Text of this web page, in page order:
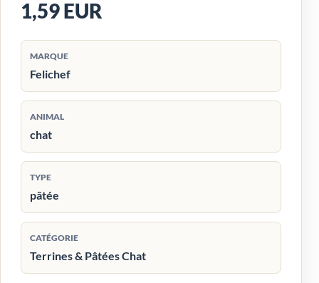
1,59 EUR
MARQUE
Felichef
ANIMAL
chat
TYPE
pâtée
CATÉGORIE
Terrines & Pâtées Chat